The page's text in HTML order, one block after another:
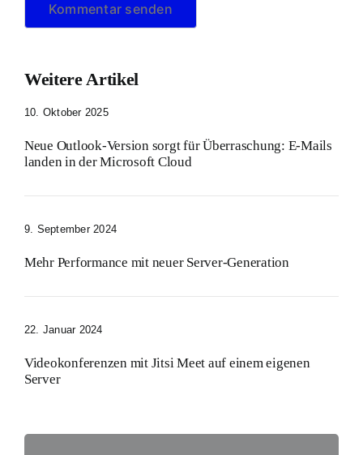
Weitere Artikel
10. Oktober 2025
Neue Outlook-Version sorgt für Überraschung: E-Mails
landen in der Microsoft Cloud
9. September 2024
Mehr Performance mit neuer Server-Generation
22. Januar 2024
Videokonferenzen mit Jitsi Meet auf einem eigenen
Server